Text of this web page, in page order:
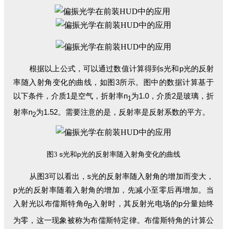
根据以上公式，可以通过数值计算得到s光和p光的反射
率随入射角变化的曲线，如图3所示。 图中的数据计算基于
以下条件，介质1是空气，折射率n1为1.0，介质2是玻璃，折
射率n2为1.52。 需要注意的是，反射率是反射系数的平方。
图3 s光和p光的反射率随入射角变化的曲线
从图3可以看出，s光的反射率随入射角的增加而变大，
p光的反射率随着入射角的增加，先减小至零后再增加。 当
入射光以布儒斯特角θB入射时，其反射光电场的p分量始终
为零，这一现象被称为布儒斯特定律。布儒斯特角的计算公